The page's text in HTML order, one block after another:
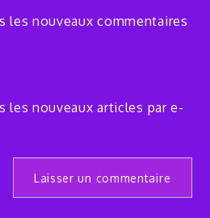
les nouveaux commentaires
les nouveaux articles par e-